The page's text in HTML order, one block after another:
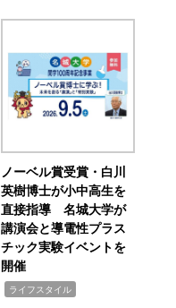
ノーベル賞受賞・白川
英樹博士が小中高生を
直接指導 名城大学が
講演会と導電性プラス
チック実験イベントを
開催
ライフスタイル